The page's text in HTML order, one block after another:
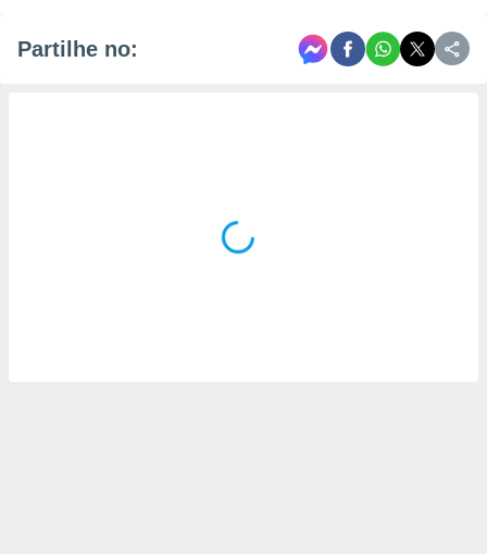
Partilhe no: